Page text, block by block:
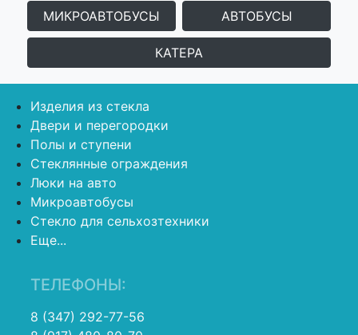
МИКРОАВТОБУСЫ АВТОБУСЫ
КАТЕРА
Изделия из стекла
Двери и перегородки
Полы и ступени
Стеклянные ограждения
Люки на авто
Микроавтобусы
Стекло для сельхозтехники
Еще...
ТЕЛЕФОНЫ:
8 (347) 292-77-56